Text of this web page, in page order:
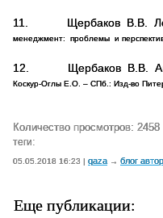
11. Щербаков В.В.
менеджмент: проблемы и
12. Щербаков В.В.
Коскур-Оглы Е.О. – СПб.: Изд-во
Количество просмотров: 2458
теги:
05.05.2018 16:23 | qaza → блог
Еще публикации: